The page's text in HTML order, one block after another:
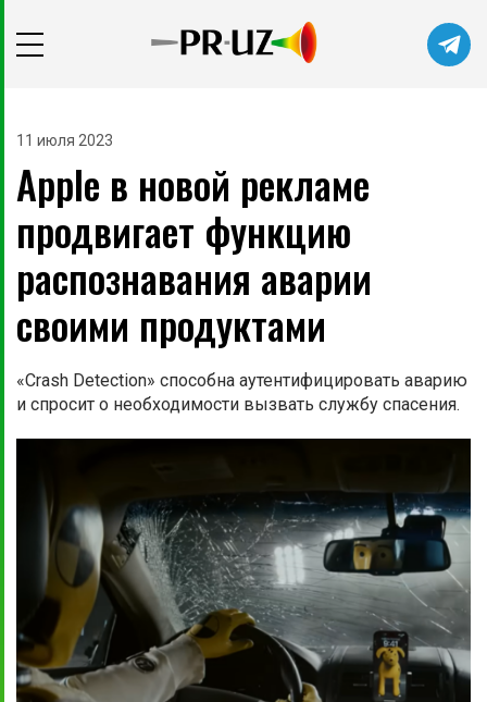
11 июля 2023
Apple в новой рекламе
продвигает функцию
распознавания аварии
своими продуктами
«Crash Detection» способна аутентифицировать аварию
и спросит о необходимости вызвать службу спасения.